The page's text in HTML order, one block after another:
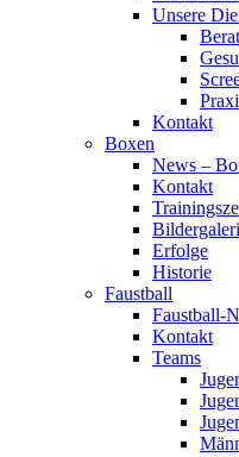
Unsere
Kontakt
Boxen
News –
Kontakt
Erfolge
Historie
Faustball
Faustball-
Kontakt
Teams